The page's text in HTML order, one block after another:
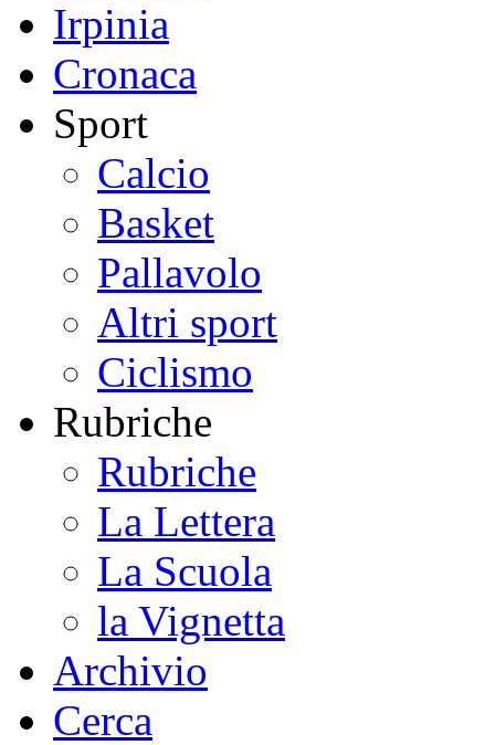
Irpinia
Cronaca
Sport
Calcio
Basket
Pallavolo
Altri sport
Ciclismo
Rubriche
Rubriche
La Lettera
La Scuola
la Vignetta
Archivio
Cerca